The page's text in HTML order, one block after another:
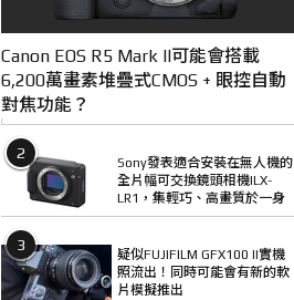
Canon EOS R5 Mark II可能會搭載
6,200萬畫素堆疊式CMOS + 眼控自動
對焦功能？
2
Sony發表適合安裝在無人機的
全片幅可交換鏡頭相機ILX-
LR1，集輕巧、高畫質於一身
3
疑似FUJIFILM GFX100 II實機
照流出！同時可能會有新的軟
片模擬推出